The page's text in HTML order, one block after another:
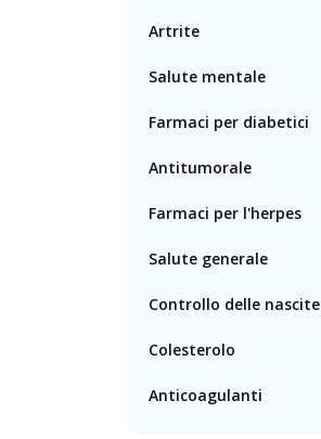
Artrite
Salute mentale
Farmaci per diabetici
Antitumorale
Farmaci per l'herpes
Salute generale
Controllo delle nascite
Colesterolo
Anticoagulanti